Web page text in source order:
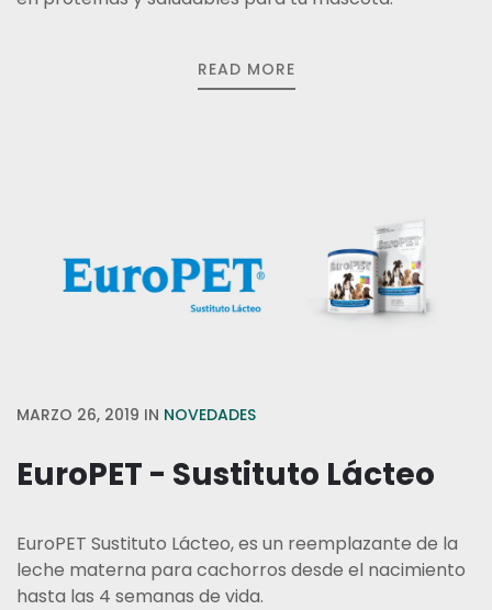
READ MORE
MARZO 26, 2019 IN NOVEDADES
EuroPET - Sustituto Lácteo
EuroPET Sustituto Lácteo, es un reemplazante de la
leche materna para cachorros desde el nacimiento
hasta las 4 semanas de vida.